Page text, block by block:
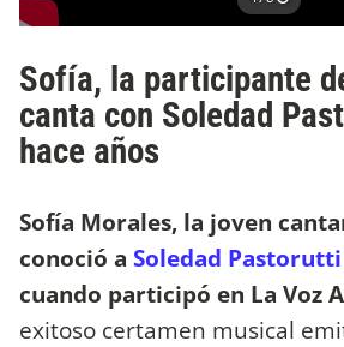
Sofía, la participante
canta con Soledad
hace años
Sofía Morales, la joven
conoció a Soledad Pastorutti
cuando participó en La Voz
exitoso certamen musical